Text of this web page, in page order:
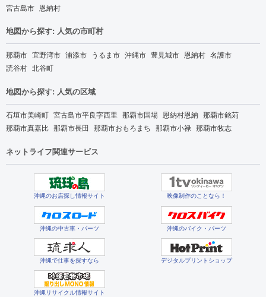
宮古島市 恩納村
地図から探す: 人気の市町村
那覇市 宜野湾市 浦添市 うるま市 沖縄市 豊見城市 恩納村 名護市
読谷村 北谷町
地図から探す: 人気の区域
石垣市美崎町 宮古島市平良字西里 那覇市国場 恩納村恩納 那覇市銘苅
那覇市真嘉比 那覇市長田 那覇市おもろまち 那覇市小禄 那覇市牧志
ネットライフ関連サービス
沖縄のお店探し情報サイト 映像制作のことなら！
沖縄の中古車・パーツ 沖縄のバイク・パーツ
沖縄で仕事を探すなら デジタルプリントショップ
沖縄リサイクル情報サイト